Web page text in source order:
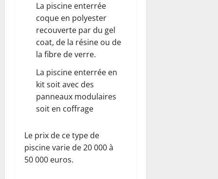
La piscine enterrée
coque en polyester
recouverte par du gel
coat, de la résine ou de
la fibre de verre.
La piscine enterrée en
kit soit avec des
panneaux modulaires
soit en coffrage
Le prix de ce type de
piscine varie de 20 000 à
50 000 euros.